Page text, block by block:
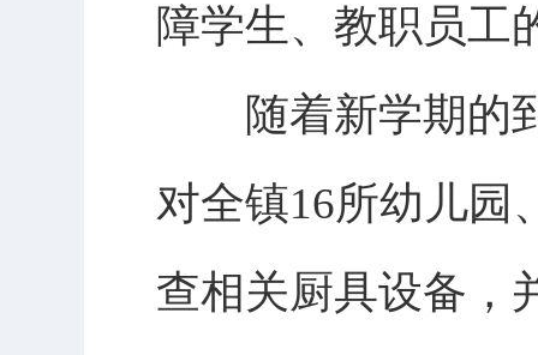
障学生、教职员工
随着新学期的到
对全镇16所幼儿园
查相关厨具设备，